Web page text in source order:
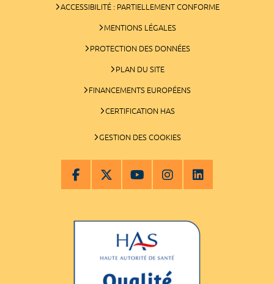
ACCESSIBILITÉ : PARTIELLEMENT CONFORME
MENTIONS LÉGALES
PROTECTION DES DONNÉES
PLAN DU SITE
FINANCEMENTS EUROPÉENS
CERTIFICATION HAS
GESTION DES COOKIES